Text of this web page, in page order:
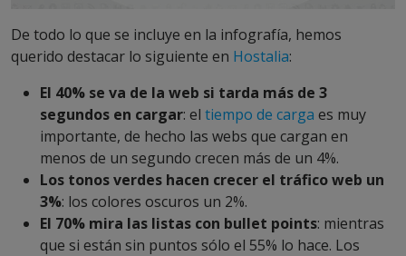
De todo lo que se incluye en la infografía, hemos
querido destacar lo siguiente en Hostalia:
El 40% se va de la web si tarda más de 3
segundos en cargar: el tiempo de carga es muy
importante, de hecho las webs que cargan en
menos de un segundo crecen más de un 4%.
Los tonos verdes hacen crecer el tráfico web un
3%: los colores oscuros un 2%.
El 70% mira las listas con bullet points: mientras
que si están sin puntos sólo el 55% lo hace. Los